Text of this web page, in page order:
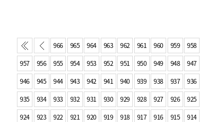
산
966 965 964 963 962 961 960 959
958
957
956 955 954 953 952 951 950 949 948
947
946
945 944 943 942 941 940 939 938 937
936
935
934 933 932 931 930 929 928 927 926
925
924
923 922 921 920 919 918 917 916 915
914